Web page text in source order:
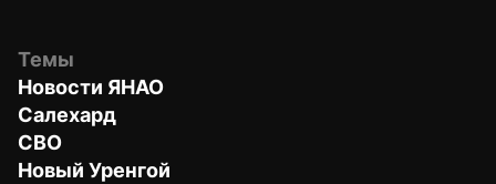
Темы
Новости ЯНАО
Салехард
СВО
Новый Уренгой